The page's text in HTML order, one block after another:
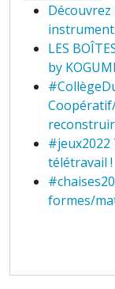
LES
by KOGUMI
#jeux2022
télétravail !
formes/